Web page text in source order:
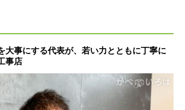
大事にする代表が、若い力とともに丁寧に
事店